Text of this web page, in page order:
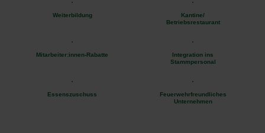
Weiterbildung
Kantine/
Betriebsrestaurant
Mitarbeiter:innen-Rabatte
Integration ins
Stammpersonal
Essenszuschuss
Feuerwehrfreundliches
Unternehmen